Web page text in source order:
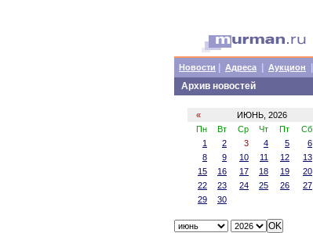
Новости Адреса Аукцион
Архив новостей
« ИЮНЬ, 2026
Пн
Вт Ср Чт Пт Сб
1
2 3 4 5 6
8
9 10 11 12 13
15
16 17 18 19 20
22
23 24 25 26 27
29
30